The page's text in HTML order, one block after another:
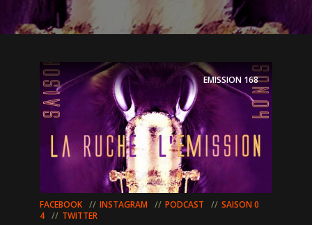
EMISSION 168
FACEBOOK INSTAGRAM PODCAST
SAISON 0
4
TWITTER